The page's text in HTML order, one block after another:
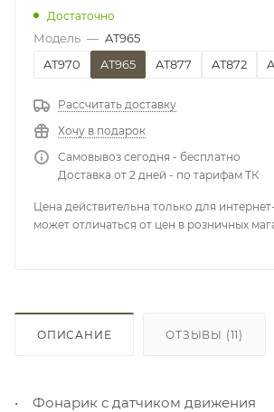
Достаточно
Модель — AT965
AT970
AT965 AT877 AT872
Рассчитать доставку
Хочу в подарок
Самовывоз сегодня - бесплатно
Доставка от 2 дней - по тарифам ТК
Цена действительна только для
может отличаться от цен в розничных
ОПИСАНИЕ ОТЗЫВЫ (11)
• Фонарик с датчиком движения